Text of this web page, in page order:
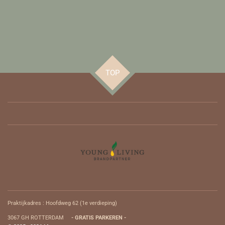
TOP
Praktijkadres : Hoofdweg 62 (1e verdieping)
3067 GH ROTTERDAM
- GRATIS PARKEREN -